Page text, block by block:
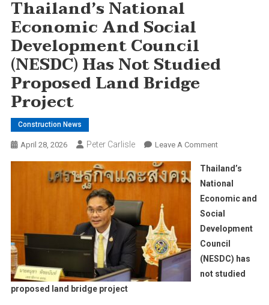
Thailand’s National
Economic And Social
Development Council
(NESDC) Has Not Studied
Proposed Land Bridge
Project
Construction News
April 28, 2026 Peter Carlisle Leave A CommentOn
National
Economic
And
Social
Development
Council
(NESDC)
Has
Thailand’s
National
Economic and
Social
Development
Council
(NESDC) has
not studied
proposed land bridge project